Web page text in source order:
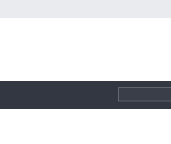
Souls